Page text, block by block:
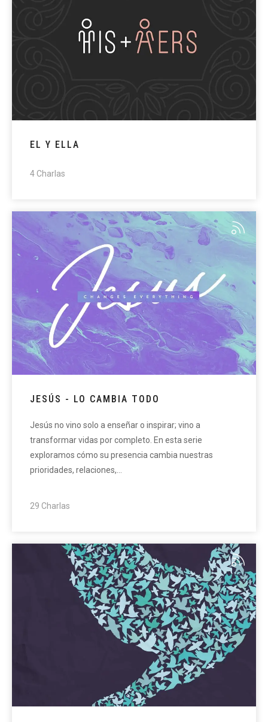
EL Y ELLA
4 Charlas
JESÚS - LO CAMBIA TODO
Jesús no vino solo a enseñar o inspirar; vino a
transformar vidas por completo. En esta serie
exploramos cómo su presencia cambia nuestras
prioridades, relaciones,…
29 Charlas